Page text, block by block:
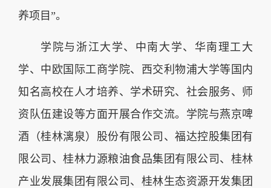
养项目”。
学院与浙江大学、中南大学、华南理工大
学、中欧国际工商学院、西交利物浦大学等国内
知名高校在人才培养、学术研究、社会服务、师
资队伍建设等方面开展合作交流。学院与燕京啤
酒（桂林漓泉）股份有限公司、福达控股集团有
限公司、桂林力源粮油食品集团有限公司、桂林
产业发展集团有限公司、桂林生态资源开发集团